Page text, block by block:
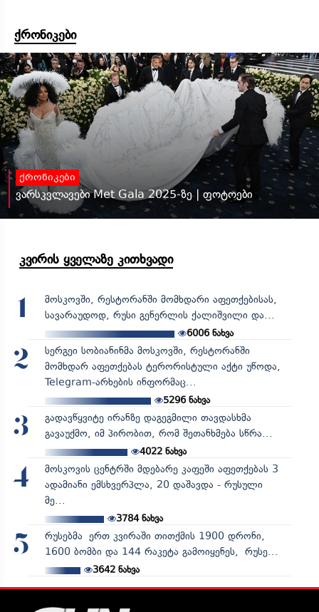
ქრონიკები
ქრონიკები
ვარსკვლავები Met Gala 2025-ზე | ფოტოები
კვირის ყველაზე კითხვადი
1
მოსკოვში, რესტორანში მომხდარი აფეთქებისას,
სავარაუდოდ, რუსი გენერლის ქალიშვილი და...
6006ნახვა
2
სერგეი სობიანინმა მოსკოვში, რესტორანში
მომხდარ აფეთქებას ტერორისტული აქტი უწოდა,
Telegram-არხების ინფორმაც...
5296ნახვა
3
გადავწყვიტე ირანზე დაგეგმილი თავდასხმა
გავაუქმო, იმ პირობით, რომ შეთანხმება სწრა...
4022ნახვა
4
მოსკოვის ცენტრში მდებარე კაფეში აფეთქებას 3
ადამიანი ემსხვერპლა, 20 დაშავდა - რუსული
მე...
3784ნახვა
5
რუსებმა ერთ კვირაში თითქმის 1900 დრონი,
1600 ბომბი და 144 რაკეტა გამოიყენეს, რუსე...
3642ნახვა